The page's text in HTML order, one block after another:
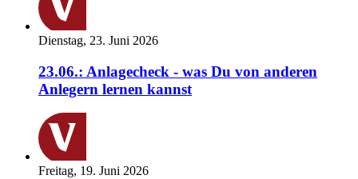
Dienstag, 23. Juni 2026
23.06.: Anlagecheck - was Du von anderen
Anlegern lernen kannst
Freitag, 19. Juni 2026